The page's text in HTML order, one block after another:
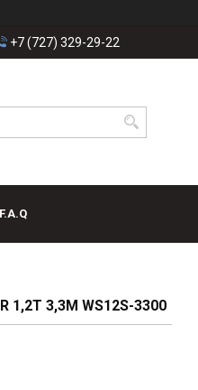
+7 (727) 329-29-22
F.A.Q
3,3М WS12S-3300